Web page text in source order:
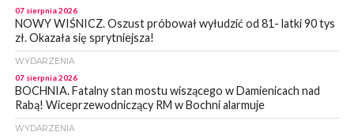
07 sierpnia 2026
NOWY WIŚNICZ. Oszust próbował wyłudzić od 81- latki 90 tys
zł. Okazała się sprytniejsza!
WYDARZENIA
07 sierpnia 2026
BOCHNIA. Fatalny stan mostu wiszącego w Damienicach nad
Rabą! Wiceprzewodniczący RM w Bochni alarmuje
WYDARZENIA